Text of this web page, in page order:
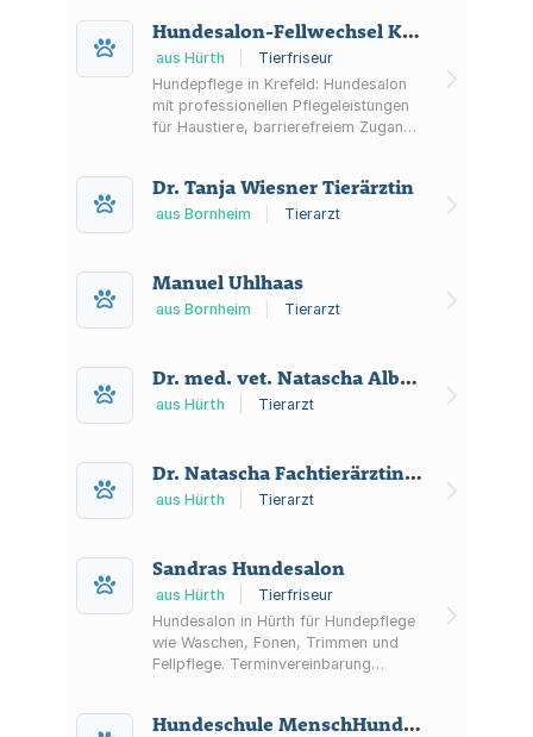
Vereinbarung; Fokus auf stressfreie
Pflege und naturbasierte Produkte.
Hundesalon-Fellwechsel Küpper H.
aus Hürth
Tierfriseur
Hundepflege in Krefeld: Hundesalon
mit professionellen Pflegeleistungen
für Haustiere, barrierefreiem Zugang
Dr. Tanja Wiesner Tierärztin
aus Bornheim Tierarzt
Manuel Uhlhaas
aus Bornheim Tierarzt
Dr. med. vet. Natascha Albrecht Fachtierärztin für Kleintiere
aus Hürth Tierarzt
Dr. Natascha Fachtierärztin für Kleintiere
aus Hürth Tierarzt
Sandras Hundesalon
aus Hürth
Tierfriseur
Hundesalon in Hürth für Hundepflege
wie Waschen, Fönen, Trimmen und
Fellpflege. Terminvereinbarung
Hundeschule MenschHund! Alexander Külzer